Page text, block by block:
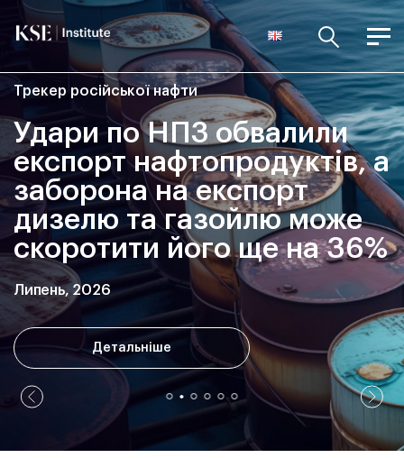
Трекер російської нафти
Удари по НПЗ обвалили
експорт нафтопродуктів, а
заборона на експорт
дизелю та газойлю може
скоротити його ще на 36%
Липень, 2026
Детальніше